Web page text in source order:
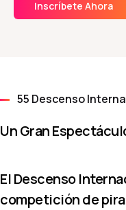
Inscríbete Ahora
55 Descenso
Un Gran
El Descenso
competición de